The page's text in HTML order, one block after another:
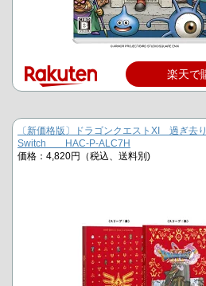
楽天で
〔新価格版〕ドラゴンクエストXI 過ぎ
Switch HAC-P-ALC7H
価格：4,820円（税込、送料別)